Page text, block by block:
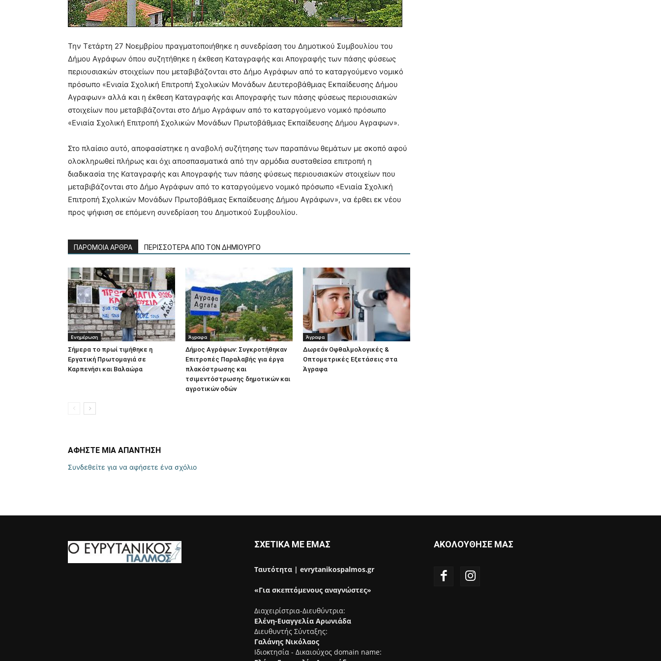
Την Τετάρτη 27 Νοεμβρίου πραγματοποιήθηκε η συνεδρίαση του Δημοτικού Συμβουλίου του
Δήμου Αγράφων όπου συζητήθηκε η έκθεση Καταγραφής και Απογραφής των πάσης φύσεως
περιουσιακών στοιχείων που μεταβιβάζονται στο Δήμο Αγράφων από το καταργούμενο νομικό
πρόσωπο «Ενιαία Σχολική Επιτροπή Σχολικών Μονάδων Δευτεροβάθμιας Εκπαίδευσης Δήμου
Αγραφων» αλλά και η έκθεση Καταγραφής και Απογραφής των πάσης φύσεως περιουσιακών
στοιχείων που μεταβιβάζονται στο Δήμο Αγράφων από το καταργούμενο νομικό πρόσωπο
«Ενιαία Σχολική Επιτροπή Σχολικών Μονάδων Πρωτοβάθμιας Εκπαίδευσης Δήμου Αγραφων».
Στο πλαίσιο αυτό, αποφασίστηκε η αναβολή συζήτησης των παραπάνω θεμάτων με σκοπό αφού
ολοκληρωθεί πλήρως και όχι αποσπασματικά από την αρμόδια συσταθείσα επιτροπή η
διαδικασία της Καταγραφής και Απογραφής των πάσης φύσεως περιουσιακών στοιχείων που
μεταβιβάζονται στο Δήμο Αγράφων από το καταργούμενο νομικό πρόσωπο «Ενιαία Σχολική
Επιτροπή Σχολικών Μονάδων Πρωτοβάθμιας Εκπαίδευσης Δήμου Αγράφων», να έρθει εκ νέου
προς ψήφιση σε επόμενη συνεδρίαση του Δημοτικού Συμβουλίου.
ΠΑΡΟΜΟΙΑ ΑΡΘΡΑ ΠΕΡΙΣΣΟΤΕΡΑ ΑΠΟ ΤΟΝ ΔΗΜΙΟΥΡΓΟ
Ενημέρωση
Σήμερα το πρωί τιμήθηκε η
Εργατική Πρωτομαγιά σε
Καρπενήσι και Βαλαώρα
Άγραφα
Δήμος Αγράφων: Συγκροτήθηκαν
Επιτροπές Παραλαβής για έργα
πλακόστρωσης και
τσιμεντόστρωσης δημοτικών και
αγροτικών οδών
Άγραφα
Δωρεάν Οφθαλμολογικές &
Οπτομετρικές Εξετάσεις στα
Άγραφα
ΑΦΗΣΤΕ ΜΙΑ ΑΠΑΝΤΗΣΗ
Συνδεθείτε για να αφήσετε ένα σχόλιο
ΣΧΕΤΙΚΑ ΜΕ ΕΜΑΣ
Ταυτότητα | evrytanikospalmos.gr
«Για σκεπτόμενους αναγνώστες»
Διαχειρίστρια-Διευθύντρια:
Ελένη-Ευαγγελία Αρωνιάδα
Διευθυντής Σύνταξης:
Γαλάνης Νικόλαος
Ιδιοκτησία - Δικαιούχος domain name:
ΑΚΟΛΟΥΘΗΣΕ ΜΑΣ